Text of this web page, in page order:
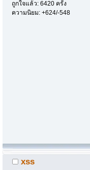
ถูกใจแล้ว: 6420 ครั้ง
ความนิยม: +624/-548
xss